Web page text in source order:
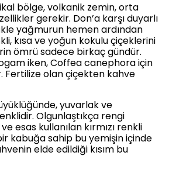
bölge, volkanik zemin, orta
gerekir. Don’a karşı duyarlı
yağmurun hemen ardından
kısa ve yoğun kokulu çiçeklerini
ömrü sadece birkaç gündür.
iken, Coffea canephora için
Fertilize olan çiçekten kahve
yuvarlak ve
Olgunlaştıkça rengi
ve esas kullanılan kırmızı renkli
kabuğa sahip bu yemişin içinde
elde edildiği kısım bu